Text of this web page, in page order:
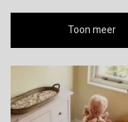
Toon meer